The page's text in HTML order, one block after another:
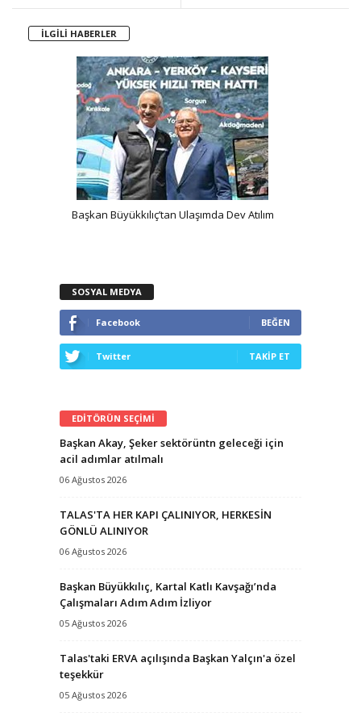
İLGİLİ HABERLER
Başkan Büyükkılıç’tan Ulaşımda Dev Atılım
SOSYAL MEDYA
Facebook BEĞEN
Twitter TAKİP ET
EDİTÖRÜN SEÇİMİ
Başkan Akay, Şeker sektörüntn geleceği için
acil adımlar atılmalı
06 Ağustos 2026
TALAS'TA HER KAPI ÇALINIYOR, HERKESİN
GÖNLÜ ALINIYOR
06 Ağustos 2026
Başkan Büyükkılıç, Kartal Katlı Kavşağı’nda
Çalışmaları Adım Adım İzliyor
05 Ağustos 2026
Talas'taki ERVA açılışında Başkan Yalçın'a özel
teşekkür
05 Ağustos 2026